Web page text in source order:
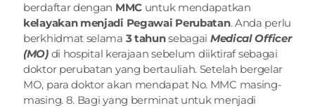
berdaftar dengan MMC
kelayakan menjadi Pegawai Perubatan. Anda perlu
berkhidmat selama 3 tahun sebagai Medical Officer
(MO) di hospital kerajaan sebelum diiktiraf sebagai
doktor perubatan yang bertauliah. Setelah bergelar
MO, para doktor akan mendapat No. MMC masing-